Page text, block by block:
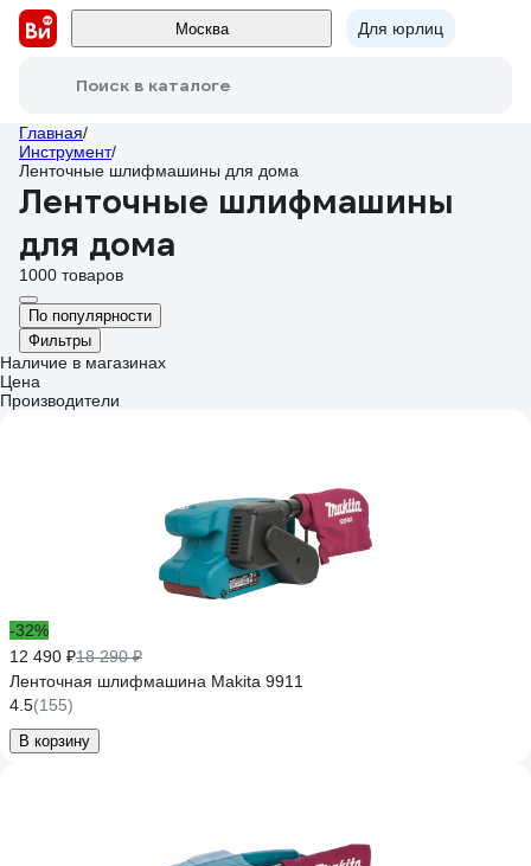
Москва Для юрлиц
Поиск в каталоге
Главная/
Инструмент/
Ленточные шлифмашины для дома
Ленточные шлифмашины
для дома
1000 товаров
По популярности
Фильтры
Наличие в магазинах
Цена
Производители
-32%
12 490 ₽18 290 ₽
Ленточная шлифмашина Makita 9911
4.5(155)
В корзину